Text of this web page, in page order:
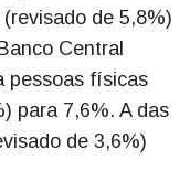
de 5,8%)
Central
pessoas físicas
para 7,6%. A das
de 3,6%)